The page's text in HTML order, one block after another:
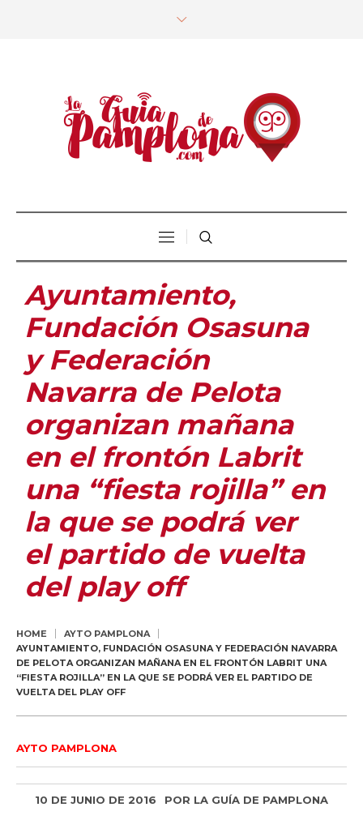
Ayuntamiento,
Fundación Osasuna
y Federación
Navarra de Pelota
organizan mañana
en el frontón Labrit
una “fiesta rojilla” en
la que se podrá ver
el partido de vuelta
del play off
HOME
AYTO PAMPLONA
AYUNTAMIENTO, FUNDACIÓN OSASUNA Y FEDERACIÓN NAVARRA
DE PELOTA ORGANIZAN MAÑANA EN EL FRONTÓN LABRIT UNA
“FIESTA ROJILLA” EN LA QUE SE PODRÁ VER EL PARTIDO DE
VUELTA DEL PLAY OFF
AYTO PAMPLONA
10 DE JUNIO DE 2016 POR LA GUÍA DE PAMPLONA